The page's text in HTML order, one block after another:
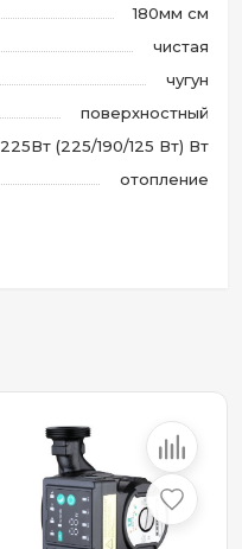
180мм см
чистая
чугун
поверхностный
225Вт (225/190/125 Вт) Вт
отопление